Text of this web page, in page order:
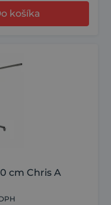
košíka
cm Chris A